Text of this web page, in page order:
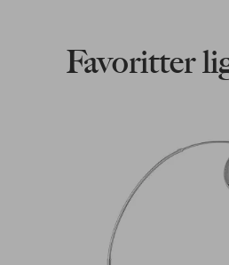
Favoritter